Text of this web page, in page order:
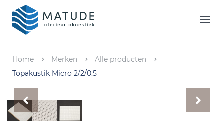
Home
Merken
Inspiratie & Tools
Oplossingen
Home Merken
Alle producten
Topakustik Micro 2/2/0.5